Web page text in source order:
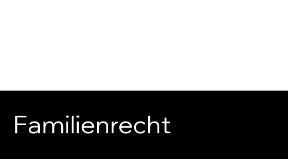
Familienrecht